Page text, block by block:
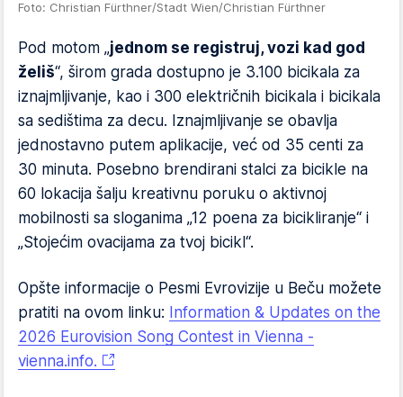
Foto: Christian Fürthner/Stadt Wien/Christian Fürthner
Pod motom „jednom se registruj, vozi kad god
želiš“, širom grada dostupno je 3.100 bicikala za
iznajmljivanje, kao i 300 električnih bicikala i bicikala
sa sedištima za decu. Iznajmljivanje se obavlja
jednostavno putem aplikacije, već od 35 centi za
30 minuta. Posebno brendirani stalci za bicikle na
60 lokacija šalju kreativnu poruku o aktivnoj
mobilnosti sa sloganima „12 poena za bicikliranje“ i
„Stojećim ovacijama za tvoj bicikl“.
Opšte informacije o Pesmi Evrovizije u Beču možete
pratiti na ovom linku: Information & Updates on the
2026 Eurovision Song Contest in Vienna -
vienna.info.